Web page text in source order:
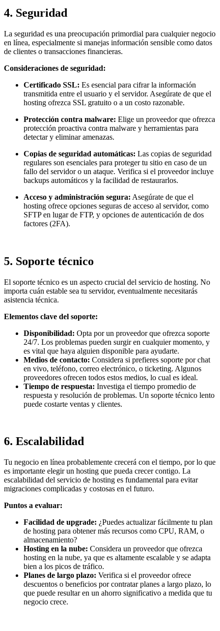
4. Seguridad
La seguridad es una preocupación primordial para cualquier negocio
en línea, especialmente si manejas información sensible como datos
de clientes o transacciones financieras.
Consideraciones de seguridad:
Certificado SSL: Es esencial para cifrar la información
transmitida entre el usuario y el servidor. Asegúrate de que el
hosting ofrezca SSL gratuito o a un costo razonable.
Protección contra malware: Elige un proveedor que ofrezca
protección proactiva contra malware y herramientas para
detectar y eliminar amenazas.
Copias de seguridad automáticas: Las copias de seguridad
regulares son esenciales para proteger tu sitio en caso de un
fallo del servidor o un ataque. Verifica si el proveedor incluye
backups automáticos y la facilidad de restaurarlos.
Acceso y administración segura: Asegúrate de que el
hosting ofrece opciones seguras de acceso al servidor, como
SFTP en lugar de FTP, y opciones de autenticación de dos
factores (2FA).
5. Soporte técnico
El soporte técnico es un aspecto crucial del servicio de hosting. No
importa cuán estable sea tu servidor, eventualmente necesitarás
asistencia técnica.
Elementos clave del soporte:
Disponibilidad: Opta por un proveedor que ofrezca soporte
24/7. Los problemas pueden surgir en cualquier momento, y
es vital que haya alguien disponible para ayudarte.
Medios de contacto: Considera si prefieres soporte por chat
en vivo, teléfono, correo electrónico, o ticketing. Algunos
proveedores ofrecen todos estos medios, lo cual es ideal.
Tiempo de respuesta: Investiga el tiempo promedio de
respuesta y resolución de problemas. Un soporte técnico lento
puede costarte ventas y clientes.
6. Escalabilidad
Tu negocio en línea probablemente crecerá con el tiempo, por lo que
es importante elegir un hosting que pueda crecer contigo. La
escalabilidad del servicio de hosting es fundamental para evitar
migraciones complicadas y costosas en el futuro.
Puntos a evaluar:
Facilidad de upgrade: ¿Puedes actualizar fácilmente tu plan
de hosting para obtener más recursos como CPU, RAM, o
almacenamiento?
Hosting en la nube: Considera un proveedor que ofrezca
hosting en la nube, ya que es altamente escalable y se adapta
bien a los picos de tráfico.
Planes de largo plazo: Verifica si el proveedor ofrece
descuentos o beneficios por contratar planes a largo plazo, lo
que puede resultar en un ahorro significativo a medida que tu
negocio crece.